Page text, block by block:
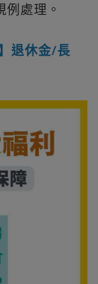
處理。
退休金/長